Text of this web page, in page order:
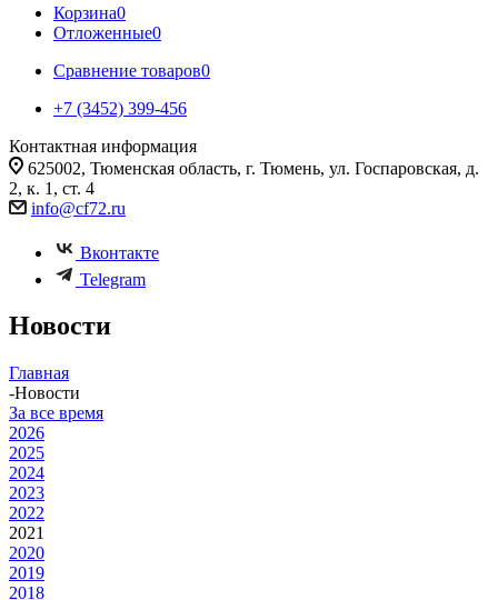
Корзина0
Отложенные0
Сравнение товаров0
+7 (3452) 399-456
Контактная информация
625002, Тюменская область, г. Тюмень, ул. Госпаровская, д.
2, к. 1, ст. 4
info@cf72.ru
Вконтакте
Telegram
Новости
Главная
-Новости
За все время
2026
2025
2024
2023
2022
2021
2020
2019
2018